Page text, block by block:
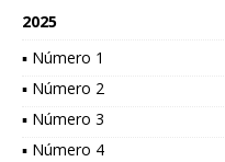
2025
▪ Número 1
▪ Número 2
▪ Número 3
▪ Número 4